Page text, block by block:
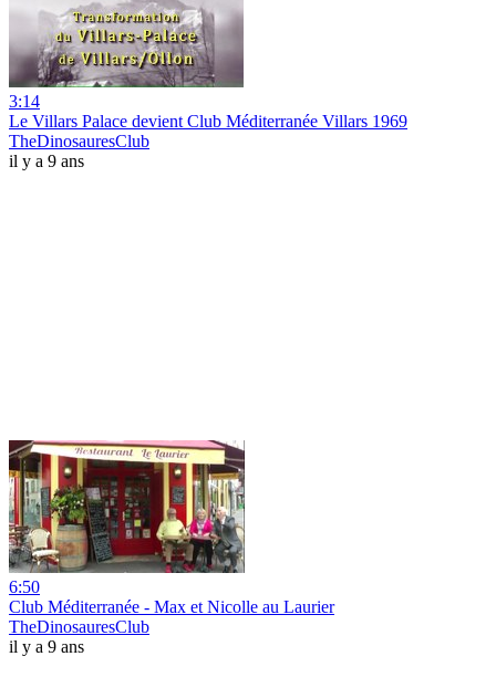
3:14
Le Villars Palace devient Club Méditerranée Villars 1969
TheDinosauresClub
il y a 9 ans
6:50
Club Méditerranée - Max et Nicolle au Laurier
TheDinosauresClub
il y a 9 ans